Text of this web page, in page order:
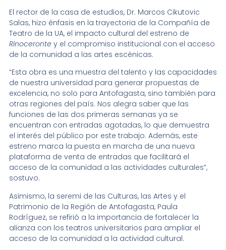
El rector de la casa de estudios, Dr. Marcos Cikutovic
Salas, hizo énfasis en la trayectoria de la Compañía de
Teatro de la UA, el impacto cultural del estreno de
Rinoceronte y el compromiso institucional con el acceso
de la comunidad a las artes escénicas.
“Esta obra es una muestra del talento y las capacidades
de nuestra universidad para generar propuestas de
excelencia, no solo para Antofagasta, sino también para
otras regiones del país. Nos alegra saber que las
funciones de las dos primeras semanas ya se
encuentran con entradas agotadas, lo que demuestra
el interés del público por este trabajo. Además, este
estreno marca la puesta en marcha de una nueva
plataforma de venta de entradas que facilitará el
acceso de la comunidad a las actividades culturales”,
sostuvo.
Asimismo, la seremi de las Culturas, las Artes y el
Patrimonio de la Región de Antofagasta, Paula
Rodríguez, se refirió a la importancia de fortalecer la
alianza con los teatros universitarios para ampliar el
acceso de la comunidad a la actividad cultural.